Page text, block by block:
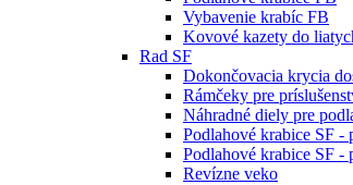
Vybavenie krabíc FB
Kovové kazety do
Rad SF
Dokončovacia krycia
Rámčeky pre
Náhradné diely pre
Podlahové krabice SF
Podlahové krabice SF
Revízne veko